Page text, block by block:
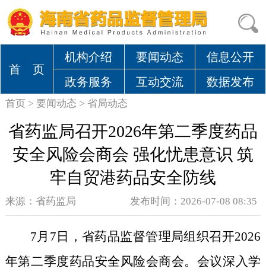
首 页
机构介绍 要闻动态
信息公开
政务服务
互动交流 数据发布
首页 > 要闻动态 > 省局动态
省药监局召开2026年第二季度药品
安全风险会商会 强化忧患意识 筑
牢自贸港药品安全防线
来源： 省药监局 发布时间：2026-07-08 08:35
7月 7 日，省药品监督管理局组织召开2026
年第二季度药品安全风险会商会。会议深入学